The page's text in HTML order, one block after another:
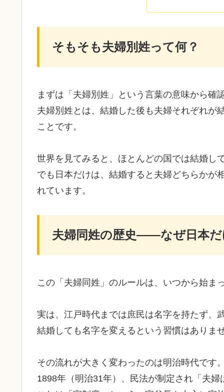
そもそも夫婦別姓って何？
まずは「夫婦別姓」という言葉の意味から確
夫婦別姓とは、結婚した後も夫婦それぞれが
ことです。
世界を見てみると、ほとんどの国では結婚し
でも日本だけは、結婚すると夫婦どちらかが
れています。
夫婦同姓の歴史――なぜ日本
この「夫婦同姓」のルールは、いつから始ま
実は、江戸時代までは庶民は名字を持たず、
結婚しても名字を変えるという習慣はありま
その流れが大きく変わったのは明治時代です
1898年（明治31年）、民法が制定され「夫